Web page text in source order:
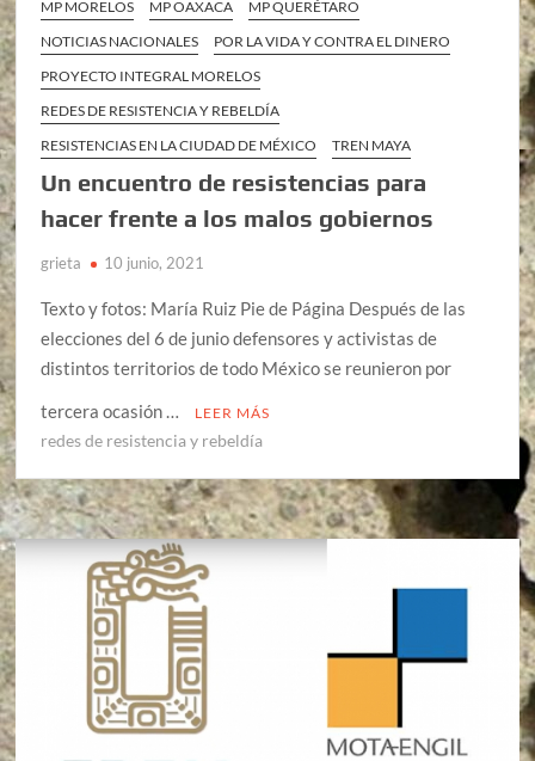
MP MORELOS
MP OAXACA
MP QUERÉTARO
NOTICIAS NACIONALES
POR LA VIDA Y CONTRA EL DINERO
PROYECTO INTEGRAL MORELOS
REDES DE RESISTENCIA Y REBELDÍA
RESISTENCIAS EN LA CIUDAD DE MÉXICO
TREN MAYA
Un encuentro de resistencias para
hacer frente a los malos gobiernos
grieta 10 junio, 2021
Texto y fotos: María Ruiz Pie de Página Después de las
elecciones del 6 de junio defensores y activistas de
distintos territorios de todo México se reunieron por
tercera ocasión …
LEER MÁS
redes de resistencia y rebeldía